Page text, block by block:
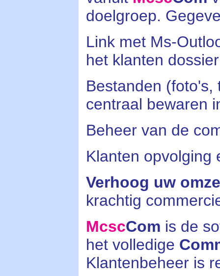
doelgroep.
Link met Ms-
het klanten dossier
Bestanden
centraal bewaren
Beheer van de
Klanten opvolging
Verhoog uw
krachtig
McscCom is de
het volledige
Klantenbeheer is